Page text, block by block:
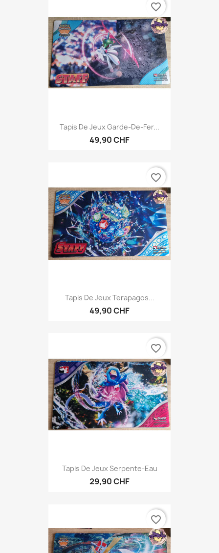
Tapis De Jeux Garde-De-Fer...
49,90 CHF
favorite_border
Tapis De Jeux Terapagos...
49,90 CHF
favorite_border
Tapis De Jeux Serpente-Eau
29,90 CHF
favorite_border
favorite_border